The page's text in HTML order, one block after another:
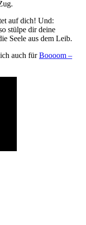
auf dich! Und:
stülpe dir deine
Seele aus dem Leib.
auch fürBoooom –